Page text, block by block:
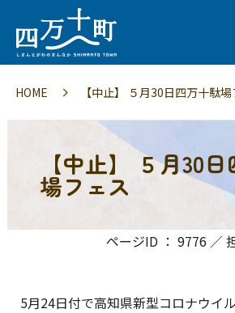
HOME 【中止】 ５月30日四万十駄
【中止】 ５月30
場フェス
ページID ： 9776 ／
5月24日付で高知県新型コロナウイ